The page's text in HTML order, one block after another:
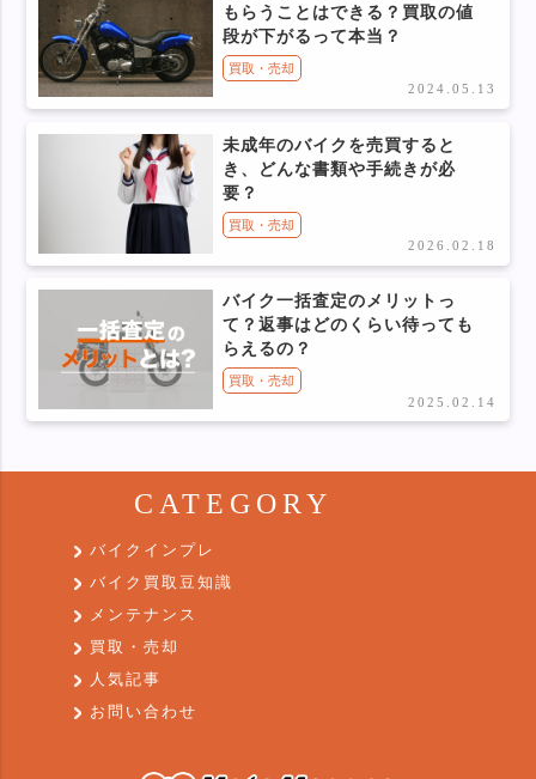
もらうことはできる？買取の値
段が下がるって本当？
買取・売却
2024.05.13
未成年のバイクを売買すると
き、どんな書類や手続きが必
要？
買取・売却
2026.02.18
バイク一括査定のメリットっ
て？返事はどのくらい待っても
らえるの？
買取・売却
2025.02.14
CATEGORY
バイクインプレ
バイク買取豆知識
メンテナンス
買取・売却
人気記事
お問い合わせ